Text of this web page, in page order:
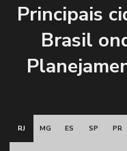
Empresa de inspeção de
Empresa de
Empresa de
Engenharia de
Gerenciamento de projetos
Principais
Brasil
RJ MG ES SP PR